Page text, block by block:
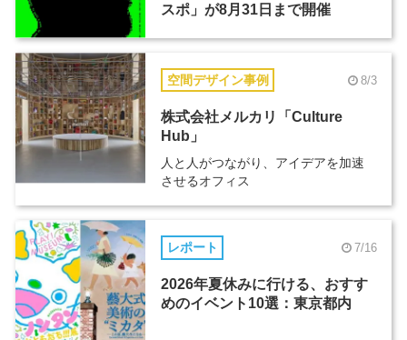
スポ」が8月31日まで開催
空間デザイン事例 8/3
株式会社メルカリ「Culture
Hub」
人と人がつながり、アイデアを加速
させるオフィス
レポート 7/16
2026年夏休みに行ける、おすす
めのイベント10選：東京都内